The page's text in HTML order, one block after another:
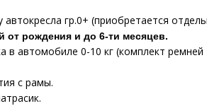
гр.0+ (приобретается
от рождения и до 6-ти месяцев.
в автомобиле 0-10 кг (комплект ремней
с рамы.